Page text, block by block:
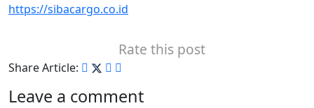
https://sibacargo.co.id
Rate this post
Share Article:
Leave a comment